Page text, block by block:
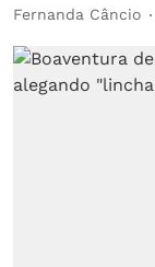
Fernanda Câncio